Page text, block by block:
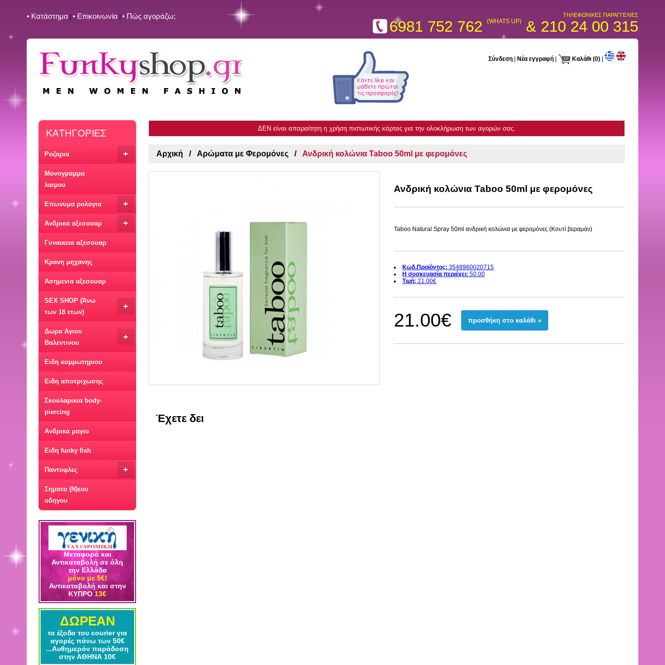
• Kατάστημα • Επικοινωνία • Πώς αγοράζω; ΤΗΛΕΦΩΝΙΚΕΣ ΠΑΡΑΓΓΕΛΙΕΣ
6981 752 762(WHATS UP) & 210 24 00 315
Σύνδεση Νέα εγγραφή Καλάθι (0) |
ΚΑΤΗΓΟΡΙΕΣ
+
Ροζαρια
Μονογραμμα
λαιμου
+
Επωνυμα ρολογια
+
Ανδρικα αξεσουαρ
Γυναικεια αξεσουαρ
Κρανη μηχανης
Ασημενια αξεσουαρ
+
SEX SHOP (Άνω
των 18 ετων)
+
Δωρα Αγιου
Βαλεντινου
Ειδη κομμωτηριου
Ειδη αποτριχωσης
Σκουλαρικια body-
piercing
Ανδρικα μαγιο
Ειδη funky fish
+
Παντοφλες
Σηματα (Ν)εου
οδηγου
Μεταφορά και
Αντικαταβολή σε όλη
την Ελλάδα
μόνο με 5€!
Αντικαταβολή και στην
ΚΥΠΡΟ13€
ΔΩΡΕΑΝ
τα έξοδα του courier για
αγορές πάνω των 50€
...Αυθημερόν παράδοση
στην ΑΘΗΝΑ 10€
ΔΕΝ είναι απαραίτητη η χρήση πιστωτικής κάρτας για την ολοκλήρωση των αγορών σας.
Αρχική Αρώματα με Φερομόνες Ανδρική κολώνια Taboo 50ml με φερομόνες
Ανδρική κολώνια Taboo 50ml με φερομόνες
Taboo Natural Spray 50ml ανδρική κολώνια με φερομόνες (Κουτί βεραμάν)
Κωδ.Προϊόντος: 3548960020715
Η συσκευασία περιέχει: 50.00
Τιμή: 21.00€
21.00€ προσθήκη στο καλάθι »
Έχετε δει